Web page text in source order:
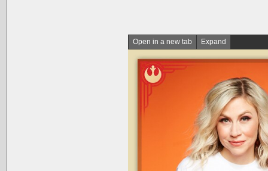
Open in a new tab Expand